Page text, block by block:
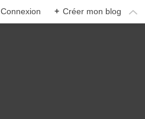
Connexion + Créer mon blog